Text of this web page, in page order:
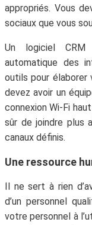
appropriés. Vous
sociaux que vous
Un logiciel CRM
automatique des
outils pour
devez avoir un
connexion Wi-Fi
sûr de joindre plus
canaux définis.
Une ressource
Il ne sert à rien
d’un personnel
votre personnel à